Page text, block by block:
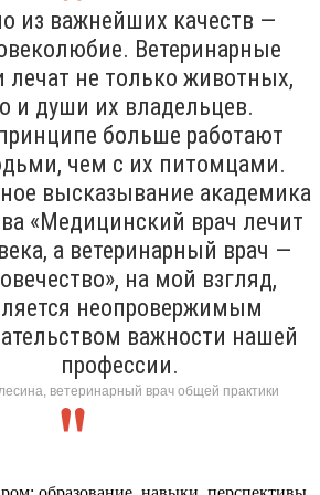
из важнейших качеств —
Ветеринарные
лечат не только животных,
и души их владельцев.
больше работают
чем с их питомцами.
высказывание академика
«Медицинский врач лечит
а ветеринарный врач —
на мой взгляд,
неопровержимым
важности нашей
профессии.
ветеринарный врач общей практики